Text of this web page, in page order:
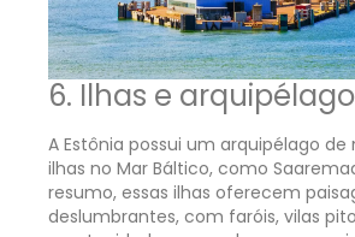
6. Ilhas e arquipélago
A Estônia possui um arquipélago de
ilhas no Mar Báltico, como
resumo, essas ilhas oferecem
deslumbrantes, com faróis, vilas